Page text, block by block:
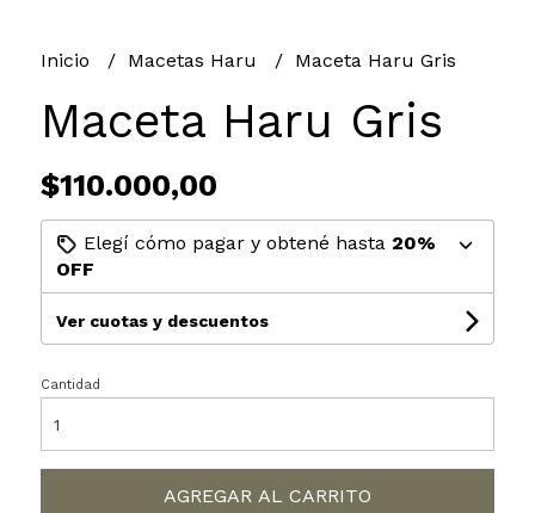
Inicio Macetas Haru Maceta Haru Gris
Maceta Haru Gris
$110.000,00
Elegí cómo pagar y obtené hasta 20%
OFF
Ver cuotas y descuentos
Cantidad
AGREGAR AL CARRITO